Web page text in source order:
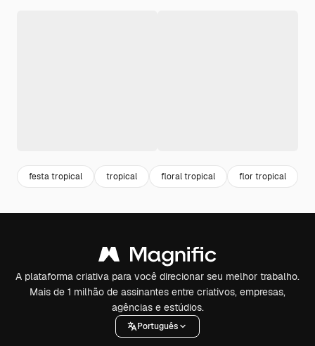
festa tropical tropical floral tropical flor tropical
A plataforma criativa para você direcionar seu melhor trabalho.
Mais de 1 milhão de assinantes entre criativos, empresas,
agências e estúdios.
Português